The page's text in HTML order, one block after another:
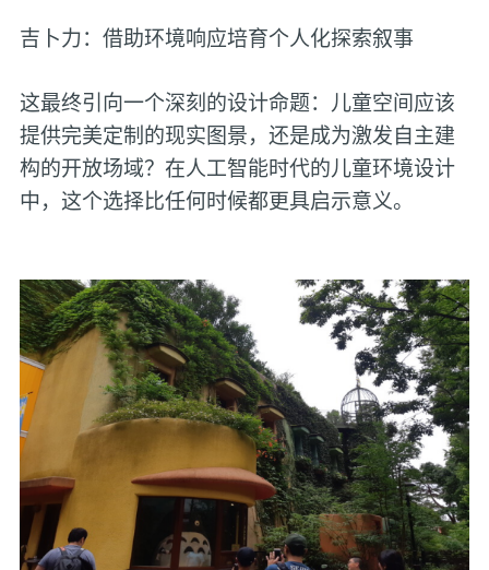
吉卜力：借助环境响应培育个人化探索叙事
这最终引向一个深刻的设计命题：儿童空间应该
提供完美定制的现实图景，还是成为激发自主建
构的开放场域？在人工智能时代的儿童环境设计
中，这个选择比任何时候都更具启示意义。